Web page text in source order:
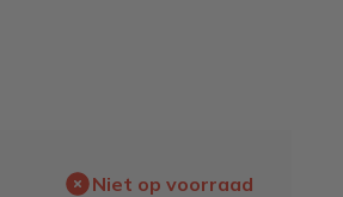
Niet op voorraad